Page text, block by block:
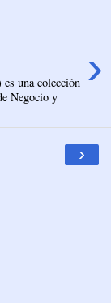
›
una colección
Negocio y
›